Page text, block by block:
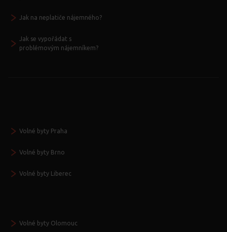
Jak na neplatiče nájemného?
Jak se vypořádat s
problémovým nájemníkem?
Volné byty Praha
Volné byty Brno
Volné byty Liberec
Volné byty Olomouc